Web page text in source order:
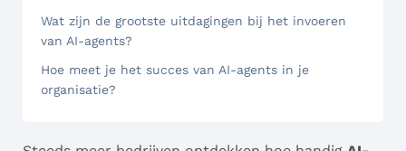
Wat zijn de grootste uitdagingen bij het invoeren
van AI-agents?
Hoe meet je het succes van AI-agents in je
organisatie?